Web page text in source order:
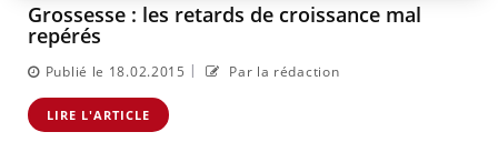
Grossesse : les retards de croissance mal
repérés
Publié le 18.02.2015 | Par la rédaction
LIRE L'ARTICLE